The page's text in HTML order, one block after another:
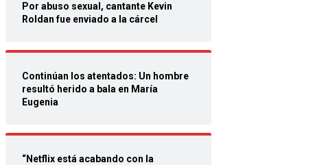
Por abuso sexual, cantante Kevin
Roldan fue enviado a la cárcel
Continúan los atentados: Un hombre
resultó herido a bala en María
Eugenia
“Netflix está acabando con la